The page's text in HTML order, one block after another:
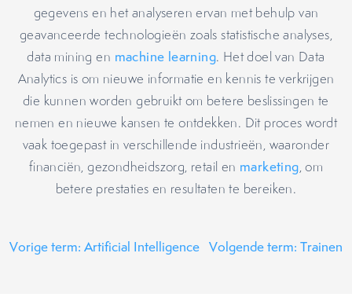
gegevens en het analyseren ervan met behulp van
geavanceerde technologieën zoals statistische analyses,
data mining en machine learning. Het doel van Data
Analytics is om nieuwe informatie en kennis te verkrijgen
die kunnen worden gebruikt om betere beslissingen te
nemen en nieuwe kansen te ontdekken. Dit proces wordt
vaak toegepast in verschillende industrieën, waaronder
financiën, gezondheidszorg, retail en marketing, om
betere prestaties en resultaten te bereiken.
Vorige term: Artificial Intelligence Volgende term: Trainen